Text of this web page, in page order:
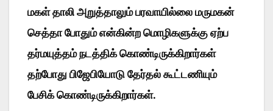
மகள் தாலி அறுத்தாலும் பரவாயில்லை மருமகன்
செத்தா போதும் என்கின்ற மொழிகளுக்கு ஏற்ப
தர்மயுத்தம் நடத்திக் கொண்டிருக்கிறார்கள்
தற்போது பிஜேபியோடு தேர்தல் கூட்டணியும்
பேசிக் கொண்டிருக்கிறார்கள்.